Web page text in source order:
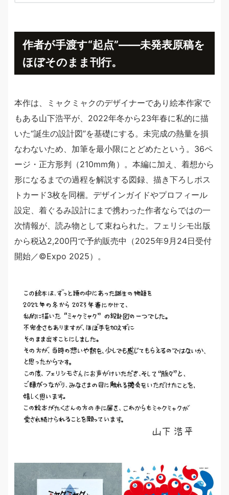
作者が手渡す“起点”——未発表原稿を
ほぼそのまま刊行。
本作は、ミャクミャクのデザイナーであり絵本作家で
もある山下浩平が、2022年冬から23年春に私的に描
いた“誕生の設計図”を基礎にする。未完成の熱量を損
なわないため、加筆を最小限にとどめたという。36ペ
ージ・正方形判（210mm角）。本編に加え、着想から
形になるまでの過程を解説する図録、描き下ろしポス
トカード3枚を同梱。デザインガイドやプロフィール
設定、着ぐるみ設計にまで携わった作者ならではの一
次情報が、読み物として束ねられた。フェリシモ出版
から税込2,200円で予約販売中（2025年9月24日受付
開始／©Expo 2025）。